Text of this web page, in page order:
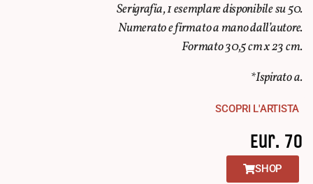
Serigrafia, 1 esemplare disponibile su 50.
Numerato e firmato a mano dall’autore.
Formato 30,5 cm x 23 cm.
*Ispirato a.
SCOPRI L'ARTISTA
Eur. 70
SHOP